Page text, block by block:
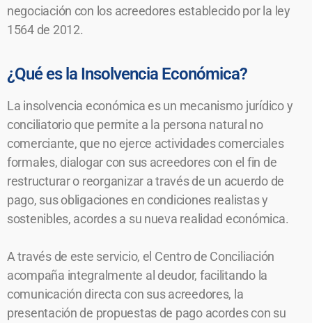
negociación con los acreedores establecido por la ley
1564 de 2012.
¿Qué es la Insolvencia Económica?
La insolvencia económica es un mecanismo jurídico y
conciliatorio que permite a la persona natural no
comerciante, que no ejerce actividades comerciales
formales, dialogar con sus acreedores con el fin de
restructurar o reorganizar a través de un acuerdo de
pago, sus obligaciones en condiciones realistas y
sostenibles, acordes a su nueva realidad económica.
A través de este servicio, el Centro de Conciliación
acompaña integralmente al deudor, facilitando la
comunicación directa con sus acreedores, la
presentación de propuestas de pago acordes con su